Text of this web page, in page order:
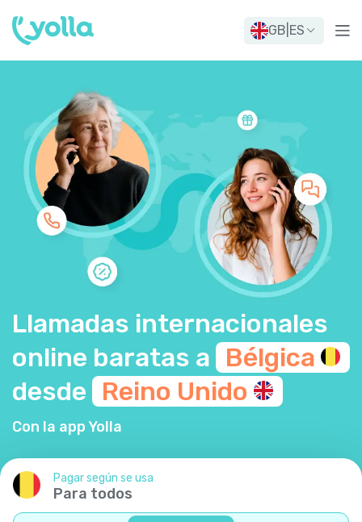
GB ES
Llamadas internacionales
online baratas a Bélgica
desde Reino Unido
Con la app Yolla
Pagar según se usa
Para todos